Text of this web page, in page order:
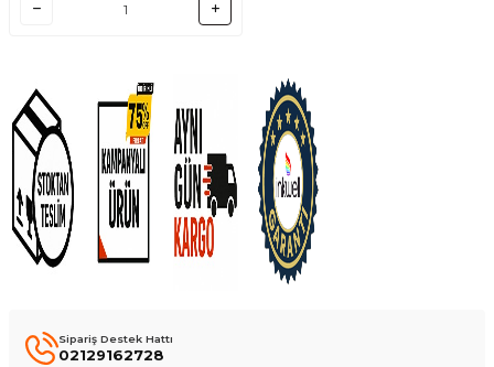
Sipariş Destek Hattı
02129162728